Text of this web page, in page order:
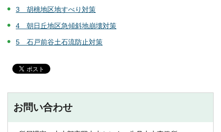
3 胡桃地区地すべり対策
4 朝日丘地区急傾斜地崩壊対策
5 石戸前谷土石流防止対策
お問い合わせ